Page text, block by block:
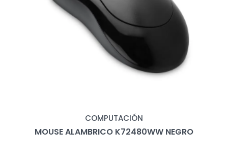
COMPUTACIÓN
MOUSE ALAMBRICO K72480WW NEGRO